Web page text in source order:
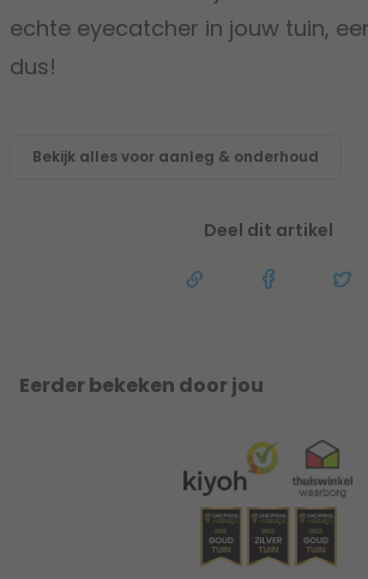
echte eyecatcher in jouw tuin,
dus!
Bekijk alles voor aanleg & onderhoud
Deel dit artikel
Eerder bekeken door jou